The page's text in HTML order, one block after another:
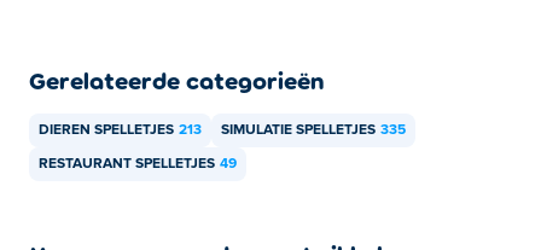
Gerelateerde categorieën
DIEREN SPELLETJES 213 SIMULATIE SPELLETJES 335
RESTAURANT SPELLETJES 49